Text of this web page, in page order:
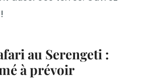
au Serengeti :
à prévoir